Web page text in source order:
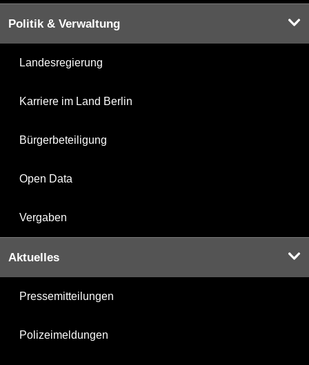
Politik & Verwaltung
Landesregierung
Karriere im Land Berlin
Bürgerbeteiligung
Open Data
Vergaben
Aktuelles
Pressemitteilungen
Polizeimeldungen